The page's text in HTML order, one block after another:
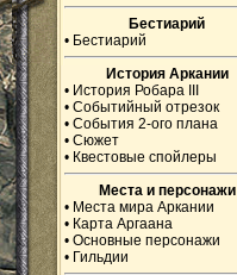
Бестиарий
• Бестиарий
История Аркании
• История Робара III
• Событийный отрезок
• События 2-ого плана
• Сюжет
• Квестовые спойлеры
Места и персонажи
• Места мира Аркании
• Карта Аргаана
• Основные персонажи
• Гильдии